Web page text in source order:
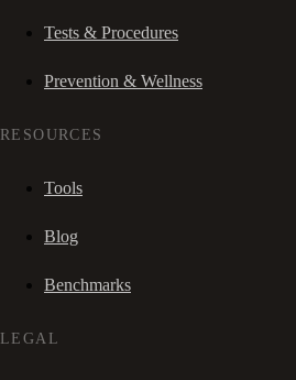
Tests & Procedures
Prevention & Wellness
RESOURCES
Tools
Blog
Benchmarks
LEGAL